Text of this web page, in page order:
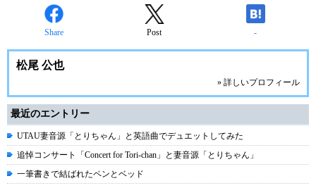
Share Post -
松尾 公也
» 詳しいプロフィール
最近のエントリー
UTAU妻音源「とりちゃん」と英語曲でデュエットしてみた
追悼コンサート「Concert for Tori-chan」と妻音源「とりちゃん」
一筆書きで結ばれたペンとベッド